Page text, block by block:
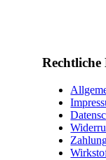
Rechtliche